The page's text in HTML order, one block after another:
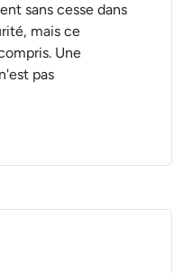
sans cesse dans
mais ce
Une
pas